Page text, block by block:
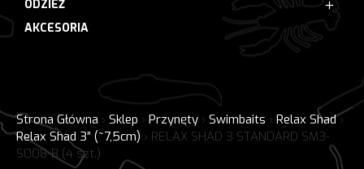
ODZIEŻ
AKCESORIA
Strona Główna › Sklep › Przynęty › Swimbaits › Relax Shad ›
Relax Shad 3” (~7,5cm) › RELAX SHAD 3 STANDARD SM3-
S008-B (4 szt.)